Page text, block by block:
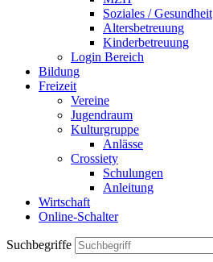
Soziales / Gesundheit
Altersbetreuung
Kinderbetreuung
Login Bereich
Bildung
Freizeit
Vereine
Jugendraum
Kulturgruppe
Anlässe
Crossiety
Schulungen
Anleitung
Wirtschaft
Online-Schalter
Suchbegriffe